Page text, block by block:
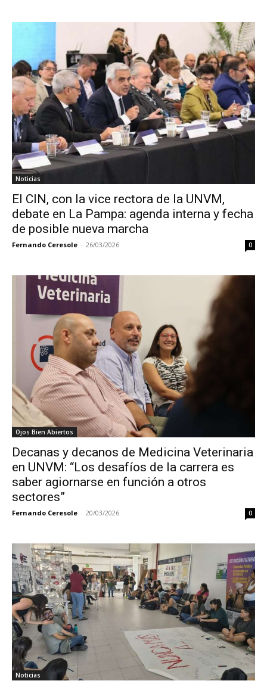
Noticias
El CIN, con la vice rectora de la UNVM,
debate en La Pampa: agenda interna y fecha
de posible nueva marcha
Fernando Ceresole - 26/03/2026 0
Ojos Bien Abiertos
Decanas y decanos de Medicina Veterinaria
en UNVM: “Los desafíos de la carrera es
saber agiornarse en función a otros
sectores”
Fernando Ceresole - 20/03/2026 0
Noticias